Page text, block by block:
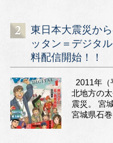
東日本大震災か
ッタン＝デジタ
料配信開始！！
2011年（
北地方の
震災。 宮
宮城県石巻